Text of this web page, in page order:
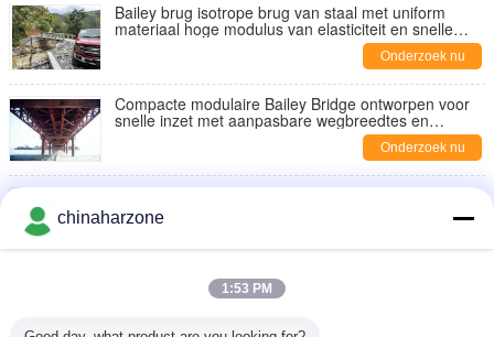
Bailey brug isotrope brug van staal met uniform
materiaal hoge modulus van elasticiteit en snelle
bouwperiode voor verschillende toepassingen
Onderzoek nu
Compacte modulaire Bailey Bridge ontworpen voor
snelle inzet met aanpasbare wegbreedtes en
Onderzoek nu
montage met eenvoudige gereedschappen en
arbeidskrachten geschikt voor tijdelijke en
permanente
Geautomatiseerd brugsysteem met behulp van AI-
gedreven algoritmen voor dynamische lading
chinaharzone
1:53 PM